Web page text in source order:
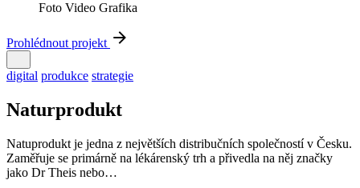
Foto Video Grafika
Prohlédnout projekt
digital produkce strategie
Naturprodukt
Natuprodukt je jedna z největších distribučních společností v Česku.
Zaměřuje se primárně na lékárenský trh a přivedla na něj značky
jako Dr Theis nebo…